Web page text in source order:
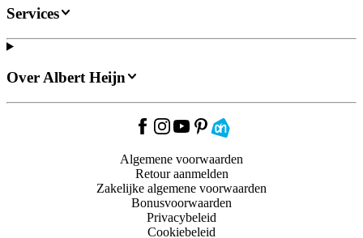
Services
Over Albert Heijn
Algemene voorwaarden
Retour aanmelden
Zakelijke algemene voorwaarden
Bonusvoorwaarden
Privacybeleid
Cookiebeleid